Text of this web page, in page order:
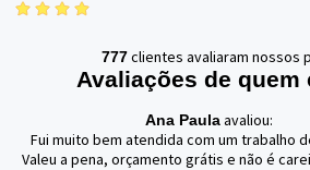
777clientes avaliaram nossos
Avaliações de quem
Ana Paulaavaliou:
Fui muito bem atendida com um trabalho
Valeu a pena, orçamento grátis e não é